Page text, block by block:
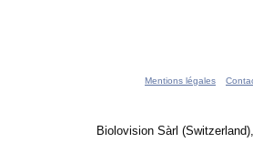
Mentions légales
Biolovision Sàrl